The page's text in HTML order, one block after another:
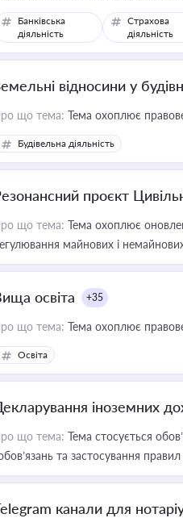
Банківська
діяльність
Страхова
діяльність
відносини у
що тема: Тема охоплює
Будівельна діяльність
проєкт
що тема: Тема охоплює
майнових і
освіта +35
що тема: Тема охоплює правове
Освіта
іноземних
що тема: Тема стосується
та застосування
канали для